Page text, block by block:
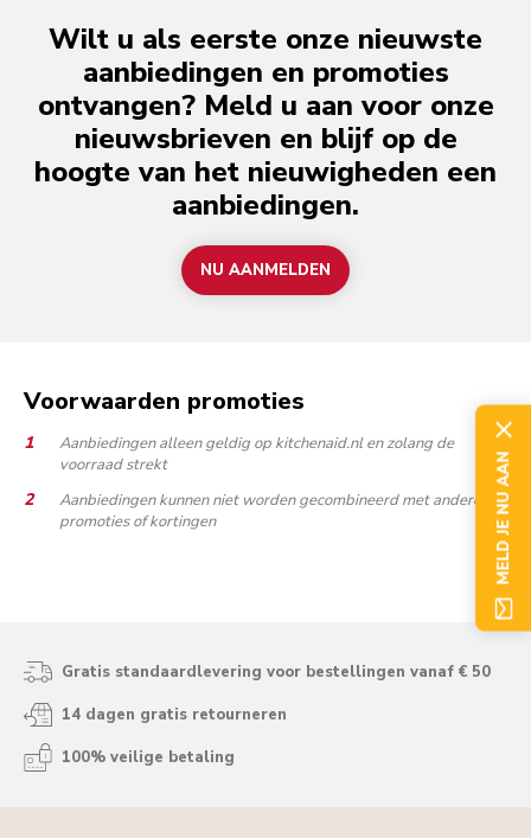
Wilt u als eerste onze nieuwste
aanbiedingen en promoties
ontvangen? Meld u aan voor onze
nieuwsbrieven en blijf op de
hoogte van het nieuwigheden een
aanbiedingen.
NU AANMELDEN
Voorwaarden promoties
Aanbiedingen alleen geldig op kitchenaid.nl en zolang de
voorraad strekt
Aanbiedingen kunnen niet worden gecombineerd met andere
promoties of kortingen
Gratis standaardlevering voor bestellingen vanaf € 50
14 dagen gratis retourneren
100% veilige betaling
MELD JE NU AAN